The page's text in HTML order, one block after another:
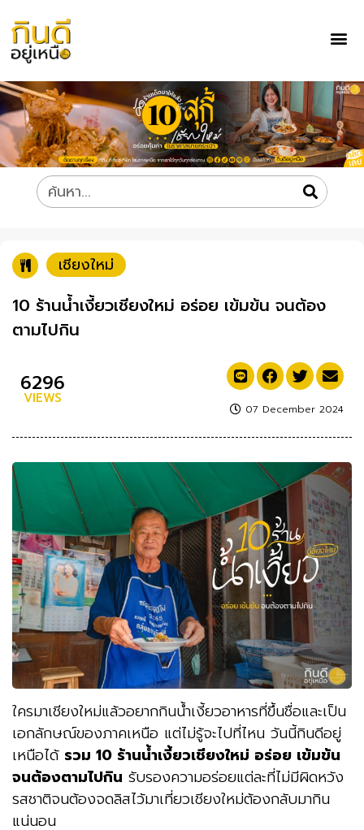
เชียงใหม่
10 ร้านน้ำเงี้ยวเชียงใหม่ อร่อย เข้มข้น จนต้อง
ตามไปกิน
6296
VIEWS
07 December 2024
ใครมาเชียงใหม่แล้วอยากกินน้ำเงี้ยวอาหารที่ขึ้นชื่อและเป็น
เอกลักษณ์ของภาคเหนือ แต่ไม่รู้จะไปที่ไหน วันนี้กินดีอยู่
เหนือได้ รวม 10 ร้านน้ำเงี้ยวเชียงใหม่ อร่อย เข้มข้น
จนต้องตามไปกิน รับรองความอร่อยแต่ละที่ไม่มีผิดหวัง
รสชาติจนต้องจดลิสไว้มาเที่ยวเชียงใหม่ต้องกลับมากิน
แน่นอน